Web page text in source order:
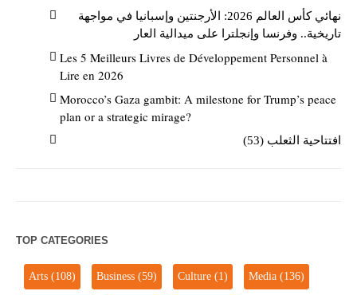
نهائي كأس العالم 2026: الأرجنتين وإسبانيا في مواجهة
تاريخية.. وفرنسا وإنجلترا على ميدالية العار
Les 5 Meilleurs Livres de Développement Personnel à
Lire en 2026
Morocco’s Gaza gambit: A milestone for Trump’s peace
plan or a strategic mirage?
افتتاحية الثعلب (53)
TOP CATEGORIES
Arts (108) Business (59) Culture (1) Media (136)